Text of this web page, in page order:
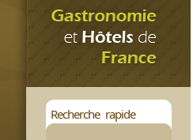
Recherche rapide